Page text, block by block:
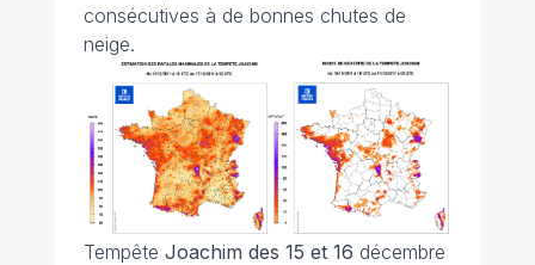
consécutives à de bonnes chutes de
neige.
Tempête Joachim des 15 et 16 décembre